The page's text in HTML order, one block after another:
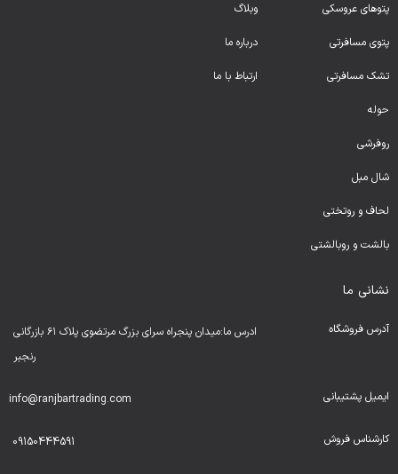
پتوهای عروسکی
پتوی مسافرتی
تشک مسافرتی
حوله
روفرشی
شال مبل
لحاف و روتختی
بالشت و روبالشتی
وبلاگ
درباره ما
ارتباط با ما
نشانی ما
آدرس فروشگاه
ادرس ما:میدان پنجراه سرای بزرگ مرتضوی پلاک ۶۱ بازرگانی
رنجبر
ایمیل پشتیبانی info@ranjbartrading.com
کارشناس فروش 09150444591